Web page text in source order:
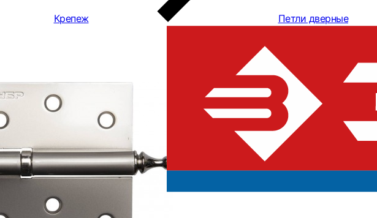
Крепеж Петли дверные
"ЭКСПЕРТ",
никель (PN),